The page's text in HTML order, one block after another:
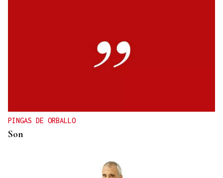
PINGAS DE ORBALLO
Son